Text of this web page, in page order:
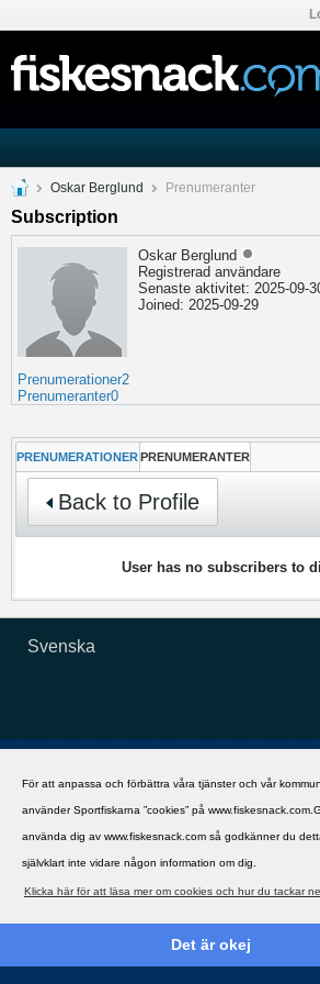
För att anpassa och förbättra våra tjänster och vår
använder Sportfiskarna ”cookies” på
använda dig av www.fiskesnack.com så godkänner du
självklart inte vidare någon information om dig.
Klicka här för att läsa mer om cookies och hur du tackar
Det är okej
Oskar Berglund Prenumeranter
Subscription
Oskar Berglund
Registrerad användare
Senaste aktivitet: 2025-09-
Joined: 2025-09-29
Prenumerationer2
Prenumeranter0
PRENUMERATIONER PRENUMERANTER
Back to Profile
User has no subscribers to
Svenska
Copyright ©2002 - 2021, FiskeSnack.com.
Copyright © 2026 MH Sub I, LLC
All times are GMT+1.